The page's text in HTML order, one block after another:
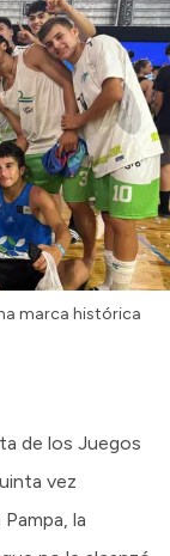
marca histórica
de los Juegos
vez
la